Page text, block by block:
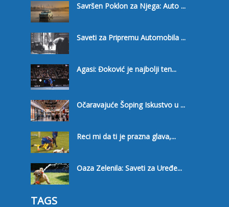
Savršen Poklon za Njega: Auto ...
Saveti za Pripremu Automobila ...
Agasi: Đoković je najbolji ten...
Očaravajuće Šoping Iskustvo u ...
Reci mi da ti je prazna glava,...
Oaza Zelenila: Saveti za Uređe...
TAGS